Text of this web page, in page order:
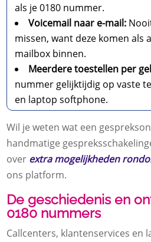
als je 0180 nummer.
Voicemail naar e-mail:
missen, want deze komen als
mailbox binnen.
Meerdere toestellen per
nummer gelijktijdig op vaste
en laptop softphone.
Wil je weten wat een
handmatige
over extra mogelijkheden
ons platform.
De geschiedenis en
0180 nummers
Callcenters, klantenservices en